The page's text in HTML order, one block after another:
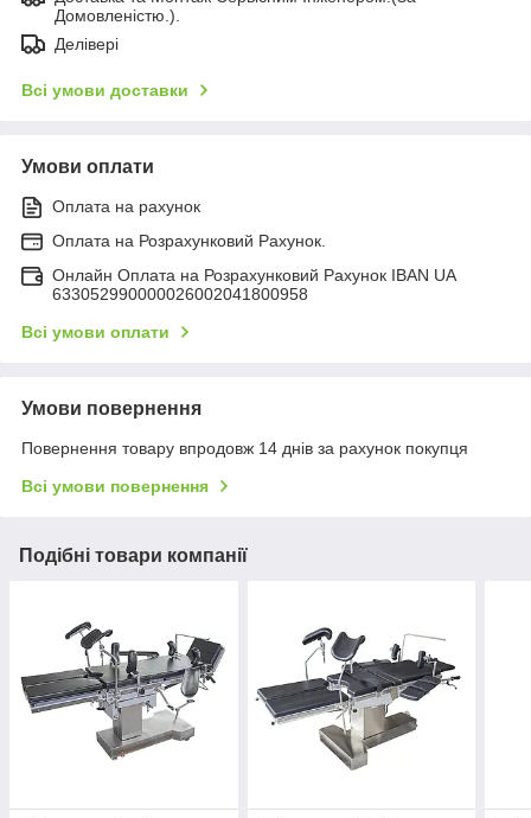
Домовленістю.).
Делівері
Всі умови доставки
Умови оплати
Оплата на рахунок
Оплата на Розрахунковий Рахунок.
Онлайн Оплата на Розрахунковий Рахунок IBAN UA
633052990000026002041800958
Всі умови оплати
Умови повернення
Повернення товару впродовж 14 днів за рахунок покупця
Всі умови повернення
Подібні товари компанії